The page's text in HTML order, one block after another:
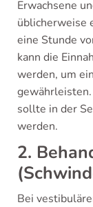
Erwachsene
üblicherweise
eine Stunde
kann die
werden, um
sollte in der
werden.
2.
Bei